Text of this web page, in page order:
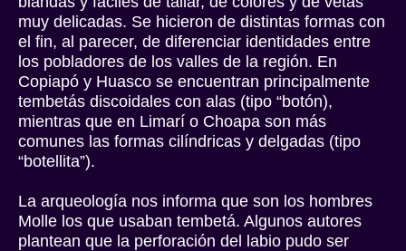
muy delicadas. Se hicieron de distintas formas con
el fin, al parecer, de diferenciar identidades entre
los pobladores de los valles de la región. En
Copiapó y Huasco se encuentran principalmente
tembetás discoidales con alas (tipo “botón),
mientras que en Limarí o Choapa son más
comunes las formas cilíndricas y delgadas (tipo
“botellita”).
La arqueología nos informa que son los hombres
Molle los que usaban tembetá. Algunos autores
plantean que la perforación del labio pudo ser